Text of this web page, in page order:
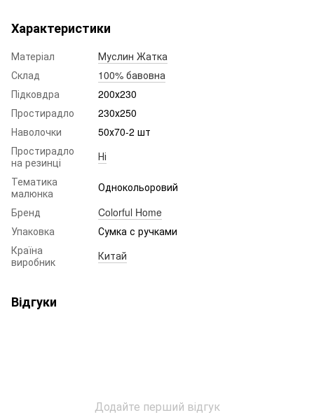
Характеристики
Матеріал
Муслин Жатка
Склад
100% бавовна
Підковдра
200х230
Простирадло
230х250
Наволочки
50х70-2 шт
Простирадло
на резинці
Ні
Тематика
малюнка
Однокольоровий
Бренд
Colorful Home
Упаковка
Сумка с ручками
Країна
виробник
Китай
Відгуки
Додайте перший відгук